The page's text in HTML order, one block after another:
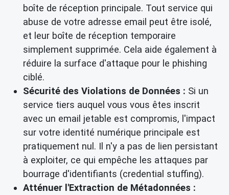
boîte de réception principale. Tout service qui
abuse de votre adresse email peut être isolé,
et leur boîte de réception temporaire
simplement supprimée. Cela aide également à
réduire la surface d'attaque pour le phishing
ciblé.
Sécurité des Violations de Données : Si un
service tiers auquel vous vous êtes inscrit
avec un email jetable est compromis, l'impact
sur votre identité numérique principale est
pratiquement nul. Il n'y a pas de lien persistant
à exploiter, ce qui empêche les attaques par
bourrage d'identifiants (credential stuffing).
Atténuer l'Extraction de Métadonnées :